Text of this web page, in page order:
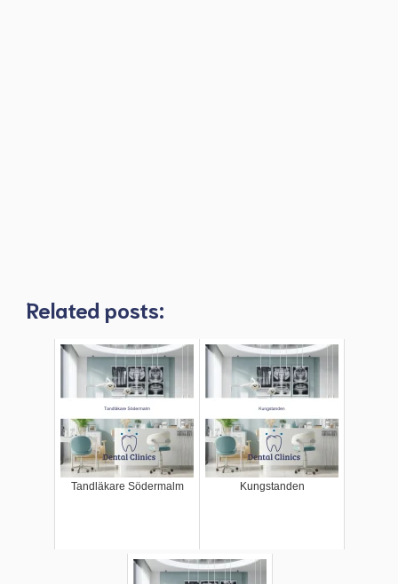
Related posts:
Tandläkare Södermalm Kungstanden